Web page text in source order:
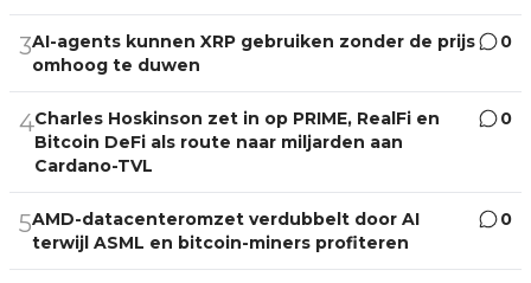
3AI-agents kunnen XRP gebruiken zonder de prijs
omhoog te duwen
0
4Charles Hoskinson zet in op PRIME, RealFi en
Bitcoin DeFi als route naar miljarden aan
Cardano-TVL
0
5AMD-datacenteromzet verdubbelt door AI
terwijl ASML en bitcoin-miners profiteren
0